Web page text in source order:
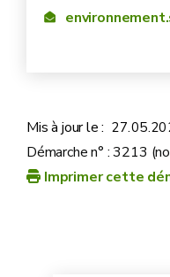
Mis à jour le :
Démarche n° : 3213
Imprimer cette